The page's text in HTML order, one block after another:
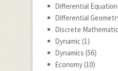
Differential
Differential
Discrete
Dynamic(1)
Dynamics (56)
Economy(10)